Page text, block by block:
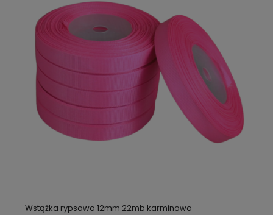
Wstążka rypsowa 12mm 22mb karminowa